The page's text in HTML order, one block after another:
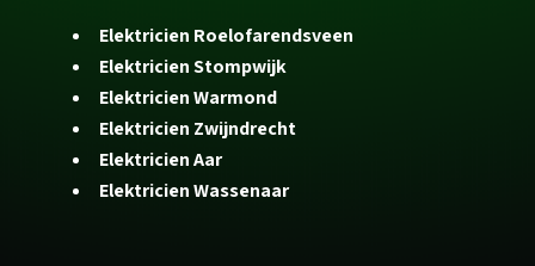
Elektricien Roelofarendsveen
Elektricien Stompwijk
Elektricien Warmond
Elektricien Zwijndrecht
Elektricien Aar
Elektricien Wassenaar